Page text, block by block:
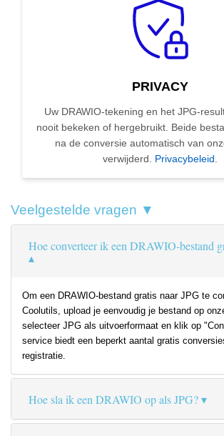
PRIVACY
Uw DRAWIO-tekening en het JPG-
nooit bekeken of hergebruikt. Beide
na de conversie automatisch van
verwijderd. Privacybeleid.
Veelgestelde vragen ▼
Hoe converteer ik een DRAWIO-bestand
Om een DRAWIO-bestand gratis naar JPG te
Coolutils, upload je eenvoudig je bestand op
selecteer JPG als uitvoerformaat en klik op
service biedt een beperkt aantal gratis
registratie.
Hoe sla ik een DRAWIO op als JPG?